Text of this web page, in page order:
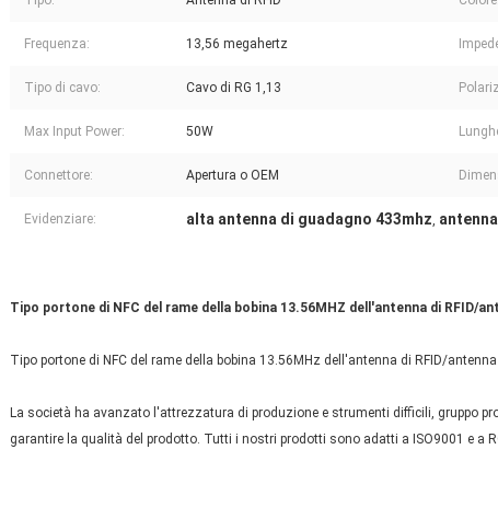
Frequenza: 13,56 megahertz
Tipo di cavo: Cavo di RG 1,13
Max Input Power: 50W
Connettore: Apertura o OEM
Evidenziare: alta antenna di guadagno 433mhz,
Tipo portone di NFC del rame della bobina 13.56MHZ dell'antenna di RFID/
Tipo portone di NFC del rame della bobina 13.56MHz dell'antenna di RFID/
La società ha avanzato l'attrezzatura di produzione e strumenti difficili, gruppo
garantire la qualità del prodotto. Tutti i nostri prodotti sono adatti a ISO9001 e a